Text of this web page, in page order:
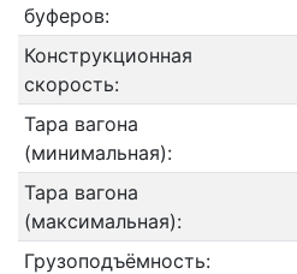
буферов:
Конструкционная
скорость:
Тара вагона
(минимальная):
Тара вагона
(максимальная):
Грузоподъёмность: